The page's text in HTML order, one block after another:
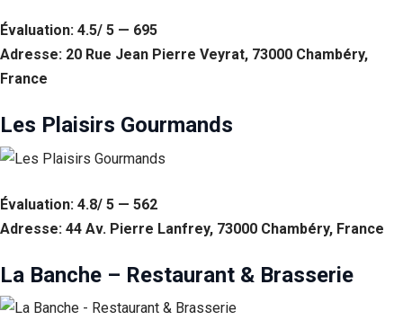
Évaluation: 4.5/ 5 — 695
Adresse: 20 Rue Jean Pierre Veyrat, 73000 Chambéry,
France
Les Plaisirs Gourmands
Évaluation: 4.8/ 5 — 562
Adresse: 44 Av. Pierre Lanfrey, 73000 Chambéry, France
La Banche – Restaurant & Brasserie